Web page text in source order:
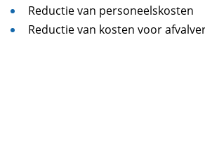
Reductie van personeelskosten
Reductie van kosten voor